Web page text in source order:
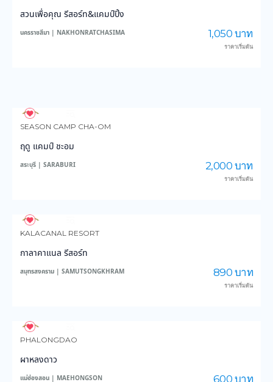
สวนเพื่อคุณ รีสอร์ท&แคมป์ปิ้ง
นครราชสีมา | NAKHONRATCHASIMA 1,050 บาท
ราคาเริ่มต้น
3,552
SEASON CAMP CHA-OM
ฤดู แคมป์ ชะอม
สระบุรี | SARABURI 2,000 บาท
ราคาเริ่มต้น
3,417
KALACANAL RESORT
กาลาคาแนล รีสอร์ท
สมุทรสงคราม | SAMUTSONGKHRAM 890 บาท
ราคาเริ่มต้น
6,304
PHALONGDAO
ผาหลงดาว
แม่ฮ่องสอน | MAEHONGSON 600 บาท